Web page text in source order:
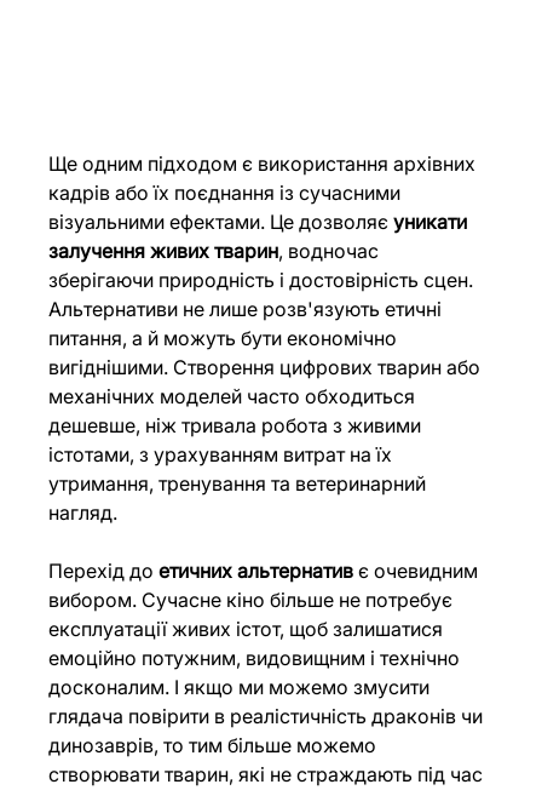
Ще одним підходом є використання архівних
кадрів або їх поєднання із сучасними
візуальними ефектами. Це дозволяє уникати
залучення живих тварин, водночас
зберігаючи природність і достовірність сцен.
Альтернативи не лише розв'язують етичні
питання, а й можуть бути економічно
вигіднішими. Створення цифрових тварин або
механічних моделей часто обходиться
дешевше, ніж тривала робота з живими
істотами, з урахуванням витрат на їх
утримання, тренування та ветеринарний
нагляд.
Перехід до етичних альтернатив є очевидним
вибором. Сучасне кіно більше не потребує
експлуатації живих істот, щоб залишатися
емоційно потужним, видовищним і технічно
досконалим. І якщо ми можемо змусити
глядача повірити в реалістичність драконів чи
динозаврів, то тим більше можемо
створювати тварин, які не страждають під час